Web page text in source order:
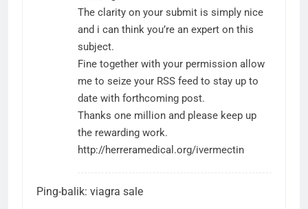
The clarity on your submit is simply nice
and i can think you’re an expert on this
subject.
Fine together with your permission allow
me to seize your RSS feed to stay up to
date with forthcoming post.
Thanks one million and please keep up
the rewarding work.
http://herreramedical.org/ivermectin
Ping-balik: viagra sale